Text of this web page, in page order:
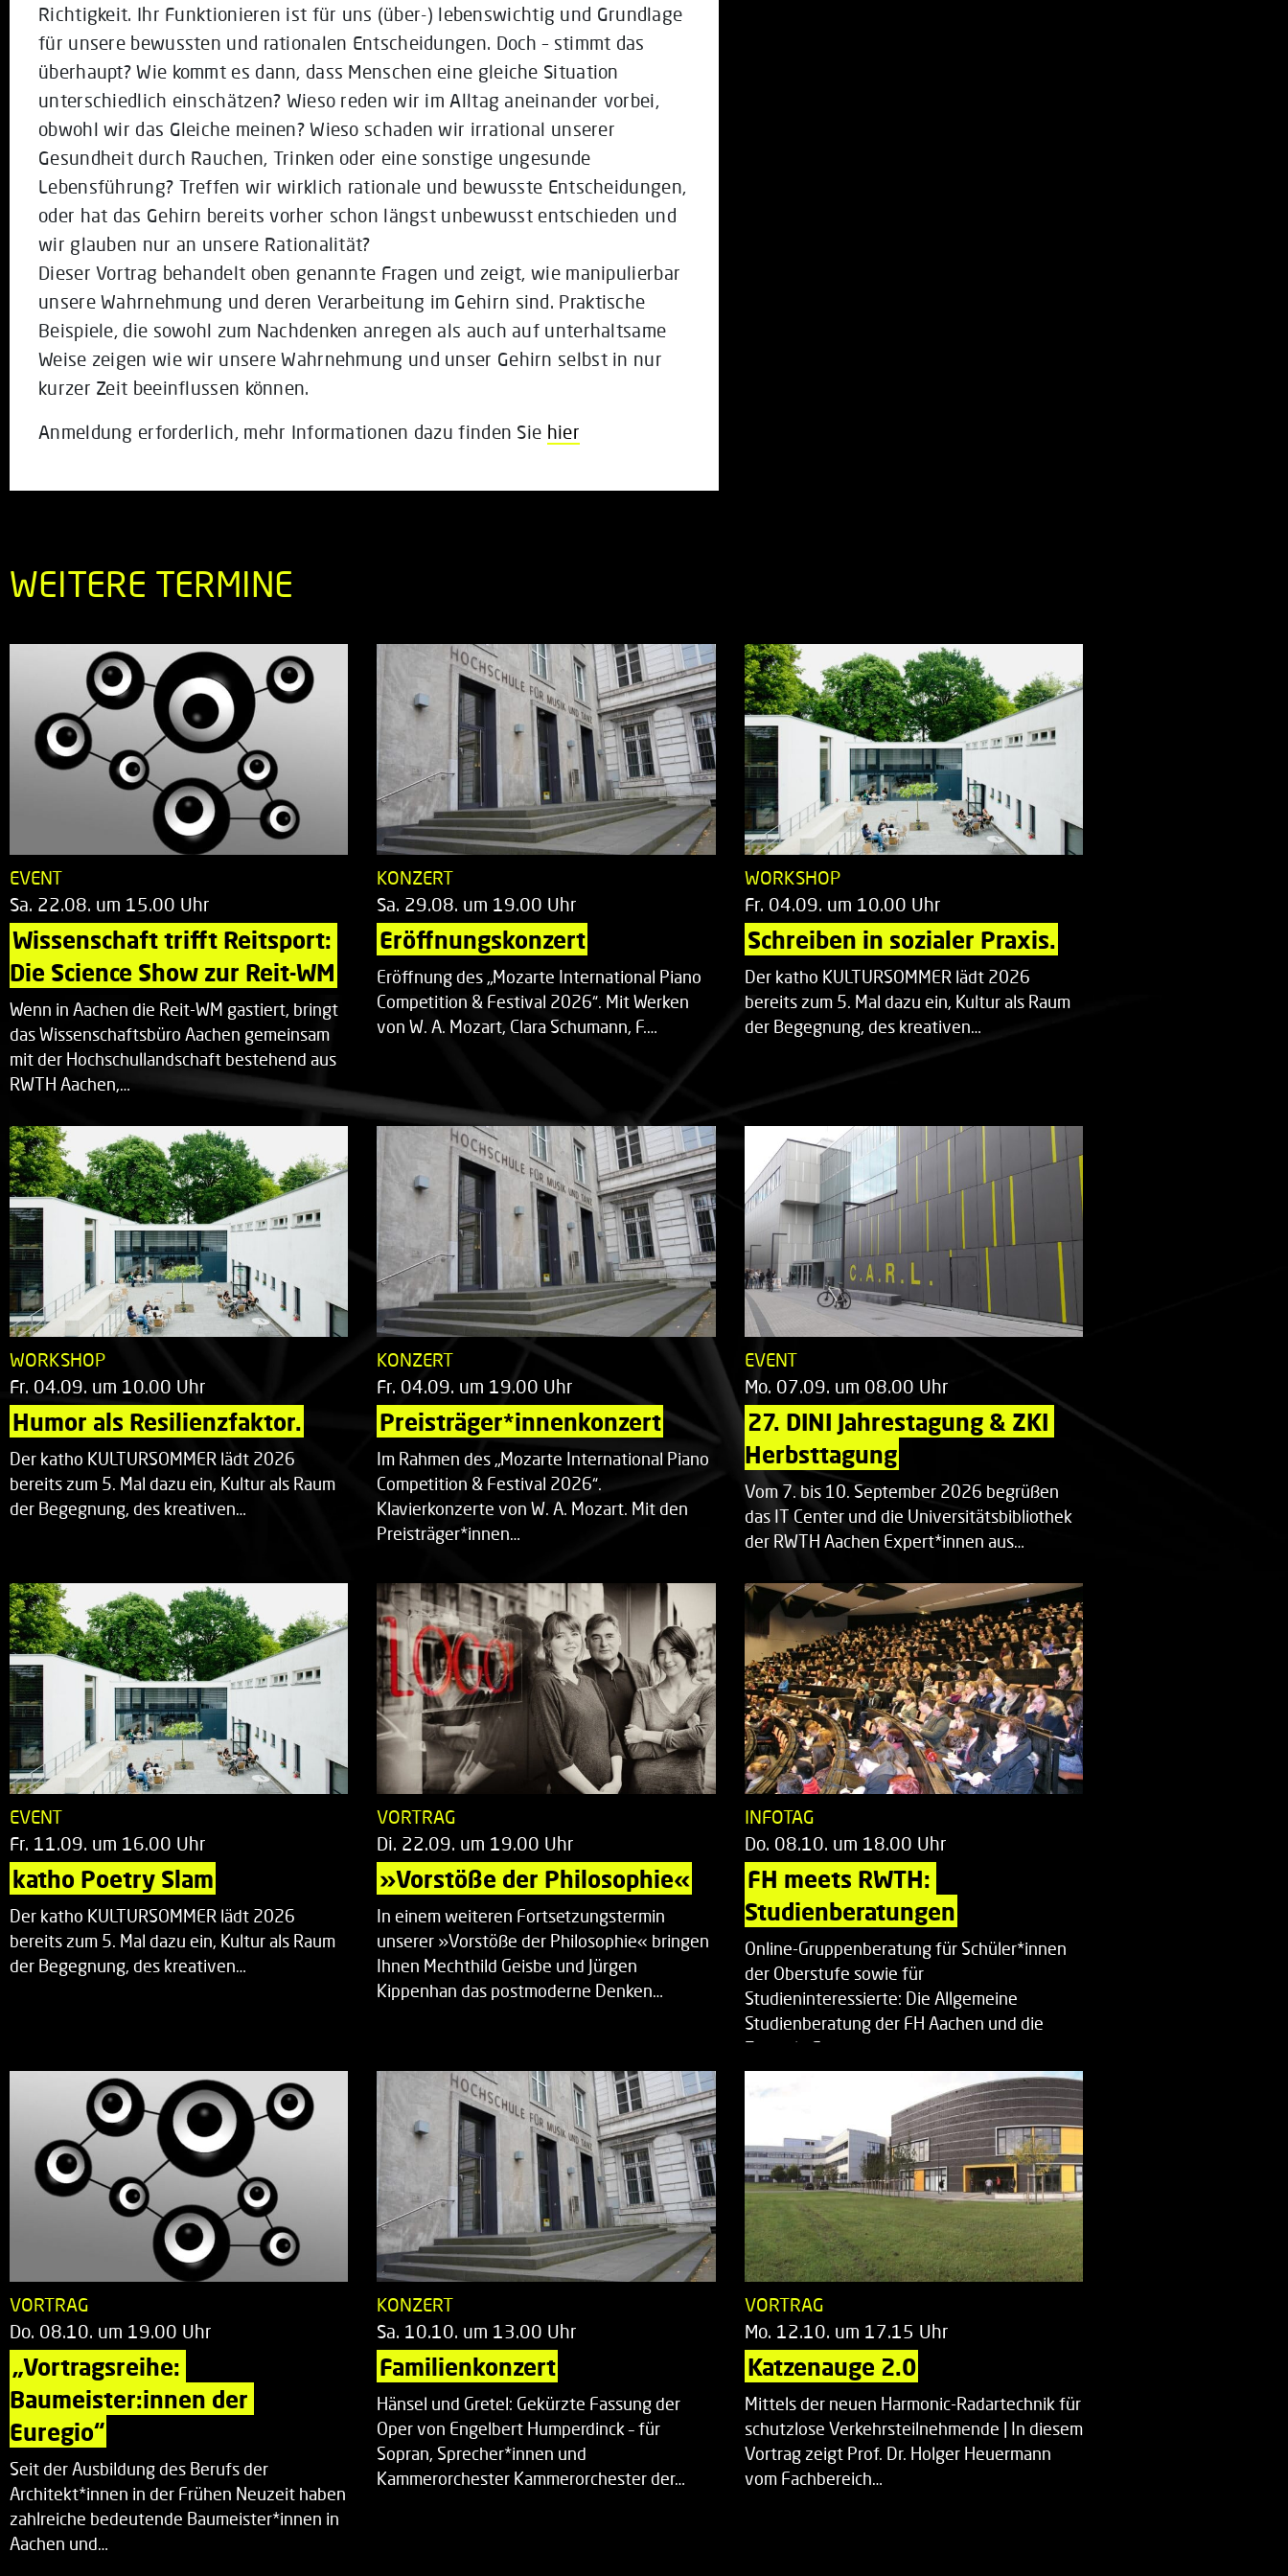
Richtigkeit. Ihr Funktionieren ist für uns (über-) lebenswichtig und Grundlage
für unsere bewussten und rationalen Entscheidungen. Doch – stimmt das
überhaupt? Wie kommt es dann, dass Menschen eine gleiche Situation
unterschiedlich einschätzen? Wieso reden wir im Alltag aneinander vorbei,
obwohl wir das Gleiche meinen? Wieso schaden wir irrational unserer
Gesundheit durch Rauchen, Trinken oder eine sonstige ungesunde
Lebensführung? Treffen wir wirklich rationale und bewusste Entscheidungen,
oder hat das Gehirn bereits vorher schon längst unbewusst entschieden und
wir glauben nur an unsere Rationalität?
Dieser Vortrag behandelt oben genannte Fragen und zeigt, wie manipulierbar
unsere Wahrnehmung und deren Verarbeitung im Gehirn sind. Praktische
Beispiele, die sowohl zum Nachdenken anregen als auch auf unterhaltsame
Weise zeigen wie wir unsere Wahrnehmung und unser Gehirn selbst in nur
kurzer Zeit beeinflussen können.
Anmeldung erforderlich, mehr Informationen dazu finden Sie hier
WEITERE TERMINE
EVENT
Sa. 22.08. um 15.00 Uhr
Wissenschaft trifft Reitsport:
Die Science Show zur Reit-WM
Wenn in Aachen die Reit-WM gastiert, bringt
das Wissenschaftsbüro Aachen gemeinsam
mit der Hochschullandschaft bestehend aus
RWTH Aachen,…
KONZERT
Sa. 29.08. um 19.00 Uhr
Eröffnungskonzert
Eröffnung des „Mozarte International Piano
Competition & Festival 2026“. Mit Werken
von W. A. Mozart, Clara Schumann, F.…
WORKSHOP
Fr. 04.09. um 10.00 Uhr
Schreiben in sozialer Praxis.
Der katho KULTURSOMMER lädt 2026
bereits zum 5. Mal dazu ein, Kultur als Raum
der Begegnung, des kreativen…
WORKSHOP
Fr. 04.09. um 10.00 Uhr
Humor als Resilienzfaktor.
Der katho KULTURSOMMER lädt 2026
bereits zum 5. Mal dazu ein, Kultur als Raum
der Begegnung, des kreativen…
KONZERT
Fr. 04.09. um 19.00 Uhr
Preisträger*innenkonzert
Im Rahmen des „Mozarte International Piano
Competition & Festival 2026“.
Klavierkonzerte von W. A. Mozart. Mit den
Preisträger*innen…
EVENT
Mo. 07.09. um 08.00 Uhr
27. DINI Jahrestagung & ZKI
Herbsttagung
Vom 7. bis 10. September 2026 begrüßen
das IT Center und die Universitätsbibliothek
der RWTH Aachen Expert*innen aus…
EVENT
Fr. 11.09. um 16.00 Uhr
katho Poetry Slam
Der katho KULTURSOMMER lädt 2026
bereits zum 5. Mal dazu ein, Kultur als Raum
der Begegnung, des kreativen…
VORTRAG
Di. 22.09. um 19.00 Uhr
»Vorstöße der Philosophie«
In einem weiteren Fortsetzungstermin
unserer »Vorstöße der Philosophie« bringen
Ihnen Mechthild Geisbe und Jürgen
Kippenhan das postmoderne Denken…
INFOTAG
Do. 08.10. um 18.00 Uhr
FH meets RWTH:
Studienberatungen
Online-Gruppenberatung für Schüler*innen
der Oberstufe sowie für
Studieninteressierte: Die Allgemeine
Studienberatung der FH Aachen und die
Zentrale Studienberatung…
VORTRAG
Do. 08.10. um 19.00 Uhr
„Vortragsreihe:
Baumeister:innen der
Euregio“
Seit der Ausbildung des Berufs der
Architekt*innen in der Frühen Neuzeit haben
zahlreiche bedeutende Baumeister*innen in
Aachen und…
KONZERT
Sa. 10.10. um 13.00 Uhr
Familienkonzert
Hänsel und Gretel: Gekürzte Fassung der
Oper von Engelbert Humperdinck – für
Sopran, Sprecher*innen und
Kammerorchester Kammerorchester der…
VORTRAG
Mo. 12.10. um 17.15 Uhr
Katzenauge 2.0
Mittels der neuen Harmonic-Radartechnik für
schutzlose Verkehrsteilnehmende | In diesem
Vortrag zeigt Prof. Dr. Holger Heuermann
vom Fachbereich…